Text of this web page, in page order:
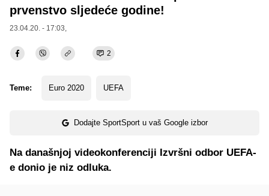
prvenstvo sljedeće godine!
23.04.20. - 17:03,
2
Teme: Euro 2020 UEFA
Dodajte SportSport u vaš Google izbor
Na današnjoj videokonferenciji Izvršni odbor UEFA-
e donio je niz odluka.